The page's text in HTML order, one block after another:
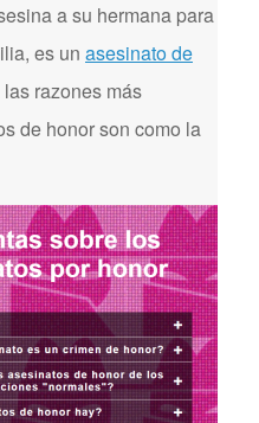
a su hermana para
es un asesinato de
razones más
de honor son como la